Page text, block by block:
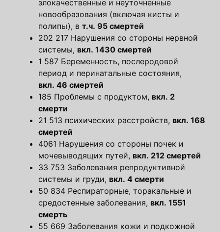
злокачественные и неуточненные
новообразования (включая кисты и
полипы), в т.ч. 95 смертей
202 217 Нарушения со стороны нервной
системы, вкл. 1430 смертей
1 587 Беременность, послеродовой
период и перинатальные состояния,
вкл. 46 смертей
185 Проблемы с продуктом, вкл. 2
смерти
21 513 психических расстройств, вкл. 168
смертей
4061 Нарушения со стороны почек и
мочевыводящих путей, вкл. 212 смертей
33 753 Заболевания репродуктивной
системы и груди, вкл. 4 смерти
50 834 Респираторные, торакальные и
средостенные заболевания, вкл. 1551
смерть
55 669 Заболевания кожи и подкожной